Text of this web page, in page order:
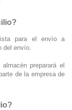
para el envío a
del envío.
preparará el
de la empresa de